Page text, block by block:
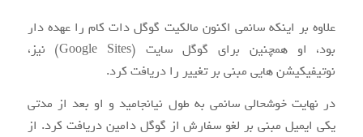
علاوه بر اینکه سانمی اکنون مالکیت گوگل دات کام را عهده دار
بود، او همچنین برای گوگل سایت (Google Sites) نیز،
نوتیفیکیشن هایی مبنی بر تغییر را دریافت کرد.
در نهایت خوشحالی سانمی به طول نیانجامید و او بعد از مدتی
یکی ایمیل مبنی بر لغو سفارش از گوگل دامین دریافت کرد. از